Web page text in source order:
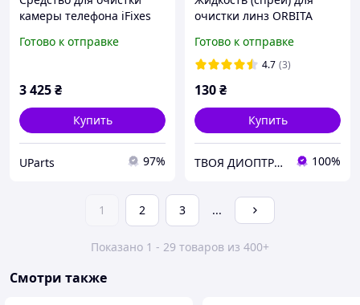
камеры телефона iFixes
восстановления линз
Готово к отправке
3 425₴
Купить
UParts 97%
очистки линз ORBITA
(цвет флакона в
ассортименте)
Готово к отправке
4.7 (3)
130₴
Купить
ТВОЯ ДИОПТРИЯ 100%
1 2 3 ...
Показано 1 - 29 товаров из 400+
Смотри также